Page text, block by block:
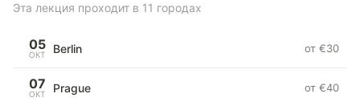
Эта лекция проходит в 11 городах
05
ОКТ Berlin от €30
07
ОКТ Prague от €40